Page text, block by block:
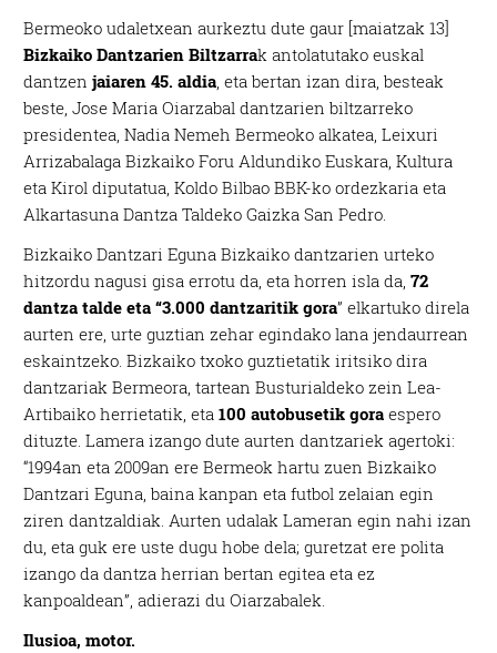
Bermeoko udaletxean aurkeztu dute gaur [maiatzak 13]
Bizkaiko Dantzarien Biltzarrak antolatutako euskal
dantzen jaiaren 45. aldia , eta bertan izan dira, besteak
beste, Jose Maria Oiarzabal dantzarien biltzarreko
presidentea, Nadia Nemeh Bermeoko alkatea, Leixuri
Arrizabalaga Bizkaiko Foru Aldundiko Euskara, Kultura
eta Kirol diputatua, Koldo Bilbao BBK-ko ordezkaria eta
Alkartasuna Dantza Taldeko Gaizka San Pedro.
Bizkaiko Dantzari Eguna Bizkaiko dantzarien urteko
hitzordu nagusi gisa errotu da, eta horren isla da, 72
dantza talde eta “3.000 dantzaritik gora” elkartuko direla
aurten ere, urte guztian zehar egindako lana jendaurrean
eskaintzeko. Bizkaiko txoko guztietatik iritsiko dira
dantzariak Bermeora, tartean Busturialdeko zein Lea-
Artibaiko herrietatik, eta100 autobusetik gora espero
dituzte. Lamera izango dute aurten dantzariek agertoki:
“1994an eta 2009an ere Bermeok hartu zuen Bizkaiko
Dantzari Eguna, baina kanpan eta futbol zelaian egin
ziren dantzaldiak. Aurten udalak Lameran egin nahi izan
du, eta guk ere uste dugu hobe dela; guretzat ere polita
izango da dantza herrian bertan egitea eta ez
kanpoaldean”, adierazi du Oiarzabalek.
Ilusioa, motor.